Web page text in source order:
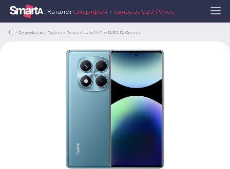
КаталогСмартфон + связь за 920 ₽/мес
Смартфоны Redmi Redmi Note 14 Pro 12/512 Гб Синий